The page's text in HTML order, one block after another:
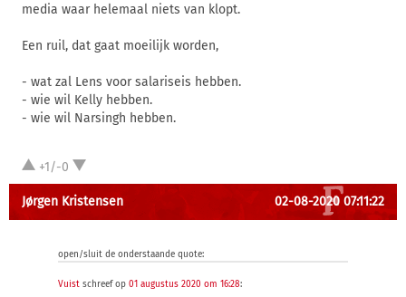
media waar helemaal niets van klopt.
Een ruil, dat gaat moeilijk worden,
- wat zal Lens voor salariseis hebben.
- wie wil Kelly hebben.
- wie wil Narsingh hebben.
+1/-0
Jørgen Kristensen 02-08-2020 07:11:22
open/sluit de onderstaande quote:
Vuist schreef op 01 augustus 2020 om 16:28: